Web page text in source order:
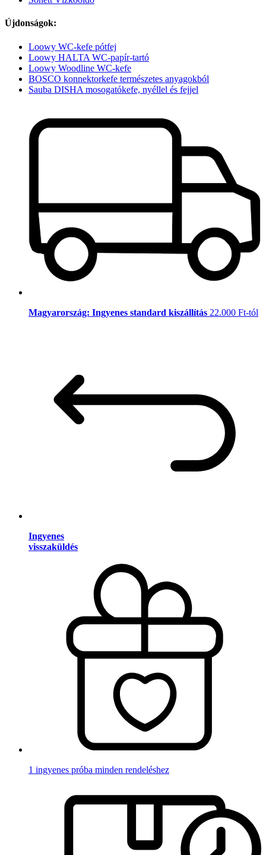
Újdonságok:
Loowy WC-kefe pótfej
Loowy HALTA WC-papír-tartó
Loowy Woodline WC-kefe
BOSCO konnektorkefe természetes anyagokból
Sauba DISHA mosogatókefe, nyéllel és fejjel
Magyarország: Ingyenes standard kiszállítás 22.000 Ft-tól
Ingyenes
visszaküldés
1 ingyenes próba minden rendeléshez